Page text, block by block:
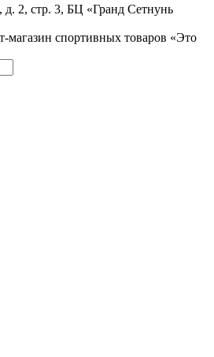
д. 2, стр. 3, БЦ «Гранд Сетнунь
спортивных товаров «Это